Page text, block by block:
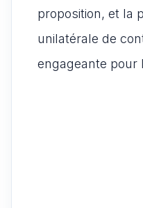
proposition, et la
unilatérale de
engageante pour